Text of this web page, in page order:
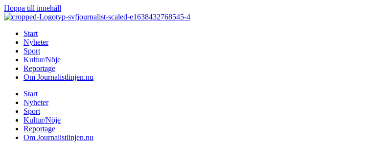
Hoppa till innehåll
Start
Nyheter
Sport
Kultur/Nöje
Reportage
Om Journalistlinjen.nu
Start
Nyheter
Sport
Kultur/Nöje
Reportage
Om Journalistlinjen.nu